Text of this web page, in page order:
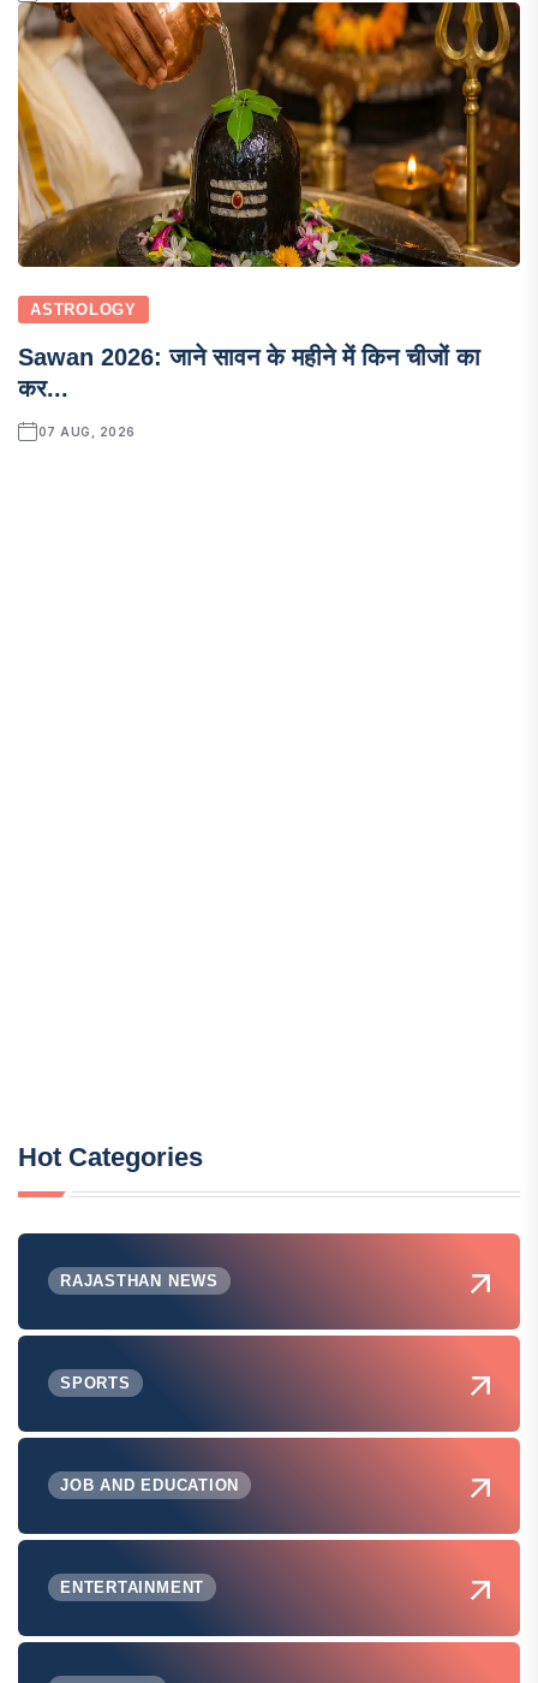
ASTROLOGY
Sawan 2026: जाने सावन के महीने में किन चीजों का
कर...
07 AUG, 2026
Hot Categories
RAJASTHAN NEWS
SPORTS
JOB AND EDUCATION
ENTERTAINMENT